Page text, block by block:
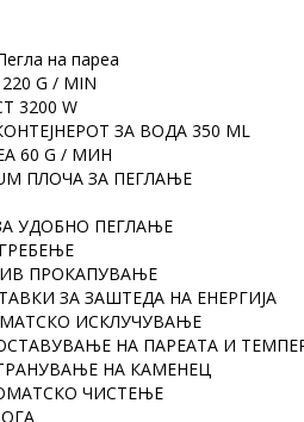
на пареа
G / MIN
3200 W
ЗА ВОДА 350 ML
60 G / МИН
ПЛОЧА ЗА ПЕГЛАЊЕ
УДОБНО ПЕГЛАЊЕ
ПРОКАПУВАЊЕ
ЗА ЗАШТЕДА НА ЕНЕРГИЈА
ИСКЛУЧУВАЊЕ
НА ПАРЕАТА И
НА КАМЕНЕЦ
ЧИСТЕЊЕ